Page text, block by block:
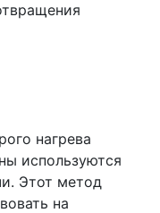
нагрева
используются
Этот метод
на